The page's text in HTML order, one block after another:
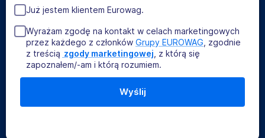
Już jestem klientem Eurowag.
Wyrażam zgodę na kontakt w celach marketingowych
przez każdego z członków Grupy EUROWAG , zgodnie
z treścią zgody marketingowej , z którą się
zapoznałem/-am i którą rozumiem.